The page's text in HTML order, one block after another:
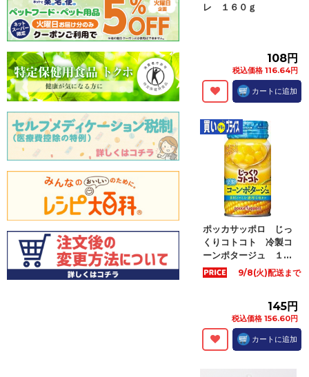
レ １６０ｇ
108円
税込価格 116.64円
カートに追加
ポッカサッポロ じっ
くりコトコト 冷製コ
ーンポタージュ １...
9/8(火)配送まで
145円
税込価格 156.60円
カートに追加